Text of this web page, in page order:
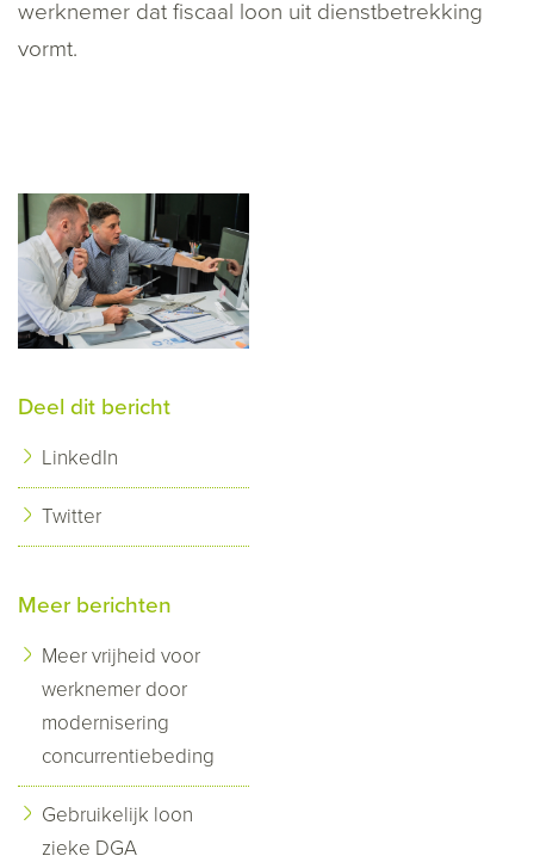
werknemer dat fiscaal loon uit dienstbetrekking
vormt.
Deel dit bericht
LinkedIn
Twitter
Meer berichten
Meer vrijheid voor
werknemer door
modernisering
concurrentiebeding
Gebruikelijk loon
zieke DGA